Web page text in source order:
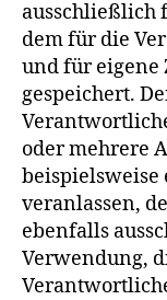
ausschließlich
dem für die
und für eigene
gespeichert.
oder mehrere
beispielsweise
veranlassen,
ebenfalls
Verwendung,